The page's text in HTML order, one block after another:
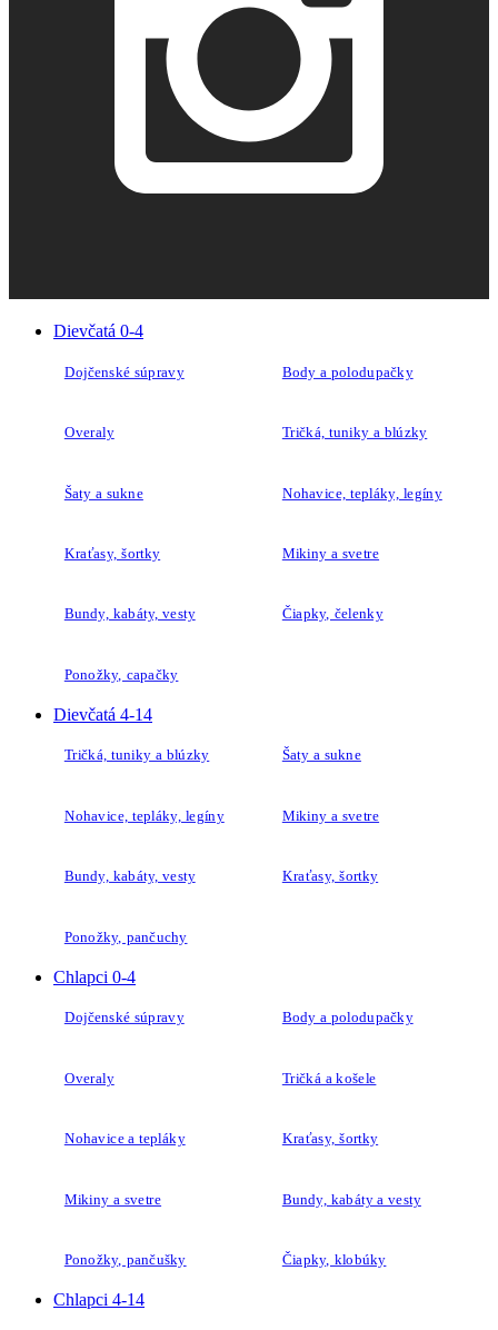
Dievčatá 0-4
Dojčenské súpravy Body a polodupačky
Overaly Tričká, tuniky a blúzky
Šaty a sukne Nohavice, tepláky, legíny
Kraťasy, šortky Mikiny a svetre
Bundy, kabáty, vesty Čiapky, čelenky
Ponožky, capačky
Dievčatá 4-14
Tričká, tuniky a blúzky Šaty a sukne
Nohavice, tepláky, legíny Mikiny a svetre
Bundy, kabáty, vesty Kraťasy, šortky
Ponožky, pančuchy
Chlapci 0-4
Dojčenské súpravy Body a polodupačky
Overaly Tričká a košele
Nohavice a tepláky Kraťasy, šortky
Mikiny a svetre Bundy, kabáty a vesty
Ponožky, pančušky Čiapky, klobúky
Chlapci 4-14